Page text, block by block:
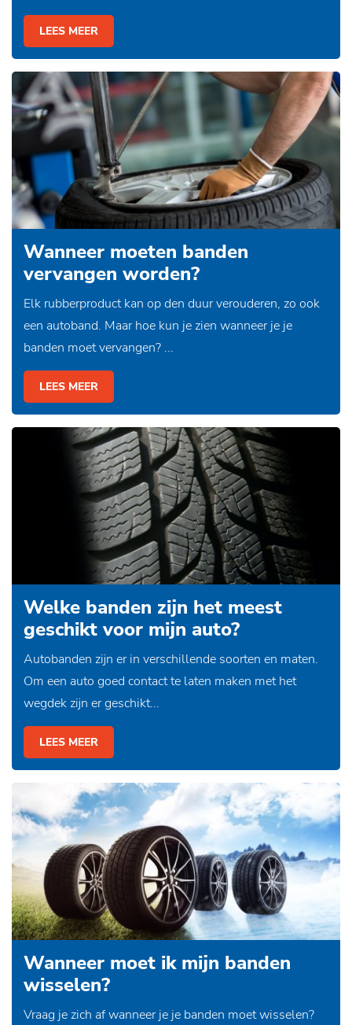
LEES MEER
Wanneer moeten banden
vervangen worden?
Elk rubberproduct kan op den duur verouderen, zo ook
een autoband. Maar hoe kun je zien wanneer je je
banden moet vervangen? ...
LEES MEER
Welke banden zijn het meest
geschikt voor mijn auto?
Autobanden zijn er in verschillende soorten en maten.
Om een auto goed contact te laten maken met het
wegdek zijn er geschikt...
LEES MEER
Wanneer moet ik mijn banden
wisselen?
Vraag je zich af wanneer je je banden moet wisselen?